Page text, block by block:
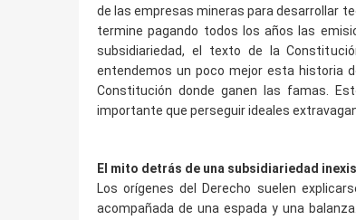
de las empresas mineras para desarrollar
termine pagando todos los años las
subsidiariedad, el texto de la
entendemos un poco mejor esta historia
Constitución donde ganen las famas.
importante que perseguir ideales
El mito detrás de una subsidiariedad
Los orígenes del Derecho suelen
acompañada de una espada y una